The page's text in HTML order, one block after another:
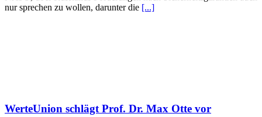
nur sprechen zu wollen, darunter die [...]
WerteUnion schlägt Prof. Dr. Max Otte vor